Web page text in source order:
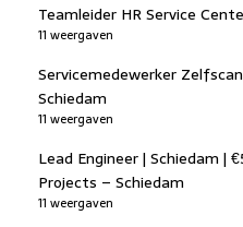
Teamleider HR Service
11 weergaven
Servicemedewerker
Schiedam
11 weergaven
Lead Engineer | Schiedam
Projects – Schiedam
11 weergaven